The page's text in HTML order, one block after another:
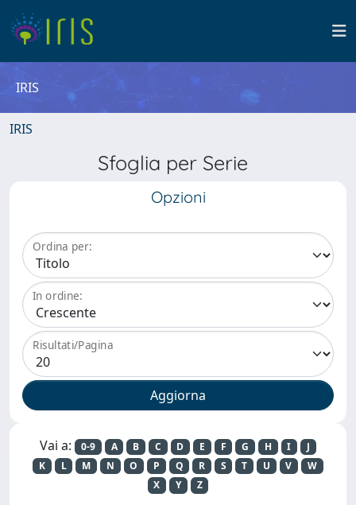
IRIS
IRIS
Sfoglia per Serie
Opzioni
Ordina per:
In ordine:
Risultati/Pagina
Vai a: 0-9 A B C D E F G H I
J
K
L M N O P Q R S T U V
W
X
Y Z